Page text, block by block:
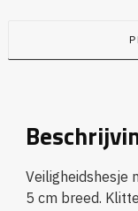
Veiligheidshesje
5 cm breed.